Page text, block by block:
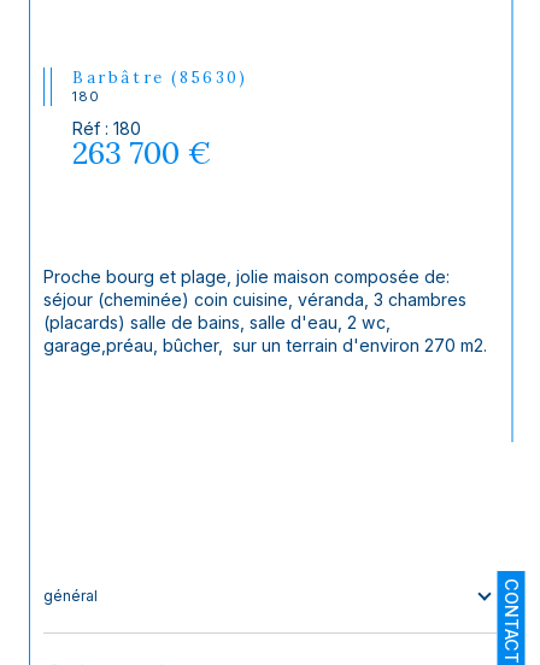
CONTACT
Barbâtre (85630)
180
Réf : 180
263 700 €
Proche bourg et plage, jolie maison composée de:
séjour (cheminée) coin cuisine, véranda, 3 chambres
(placards) salle de bains, salle d'eau, 2 wc,
garage,préau, bûcher,  sur un terrain d'environ 270 m2.
général